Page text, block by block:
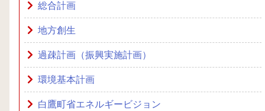
総合計画
地方創生
過疎計画（振興実施計画）
環境基本計画
白鷹町省エネルギービジョン